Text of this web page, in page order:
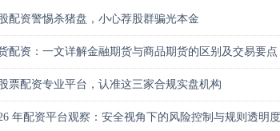
配资警惕杀猪盘，小心荐股群骗光本金
配资：一文详解金融期货与商品期货的区别及交易要点
票配资专业平台，认准这三家合规实盘机构
年配资平台观察：安全视角下的风险控制与规则透明度